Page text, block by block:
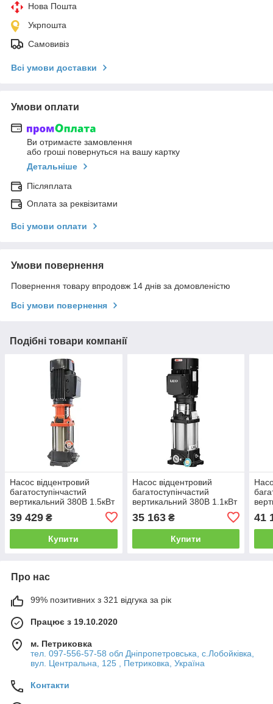
Нова Пошта
Укрпошта
Самовивіз
Всі умови доставки
Умови оплати
Ви отримаєте замовлення
або гроші повернуться на вашу картку
Детальніше
Післяплата
Оплата за реквізитами
Всі умови оплати
Умови повернення
Повернення товару впродовж 14 днів за домовленістю
Всі умови повернення
Подібні товари компанії
Насос відцентровий
багатоступінчастий
вертикальний 380В 1.5кВт
H 74(64)м Q 133(67)л/хв
нерж LEO 3.0 innovation
LVR(S)4-8 (7710983)
39 429 ₴
Купити
Насос відцентровий
багатоступінчастий
вертикальний 380В 1.1кВт
H 50(40)м Q 142(83)л/хв
нерж LEO 3.0 innovation
LVR5-8 (7711273)
35 163₴
Купити
41
Про нас
99% позитивних з 321 відгука за рік
Працює з 19.10.2020
м. Петриковка
тел. 097-556-57-58 обл Дніпропетровська, с.Лобойківка,
вул. Центральна, 125 , Петриковка, Україна
Контакти